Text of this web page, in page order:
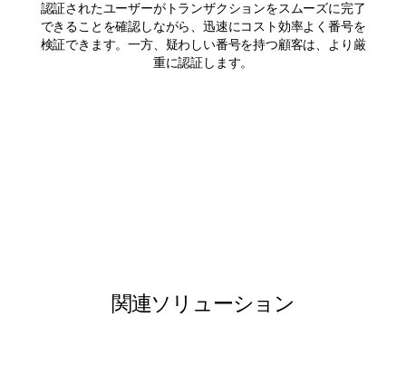
認証されたユーザーがトランザクションをスムーズに完了
できることを確認しながら、迅速にコスト効率よく番号を
検証できます。一方、疑わしい番号を持つ顧客は、より厳
重に認証します。
関連ソリューション